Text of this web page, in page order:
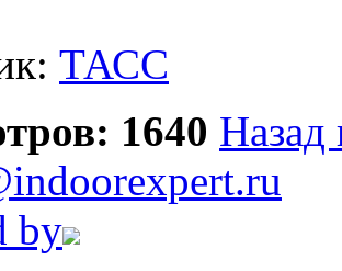
ТАСС
1640 Назад
by